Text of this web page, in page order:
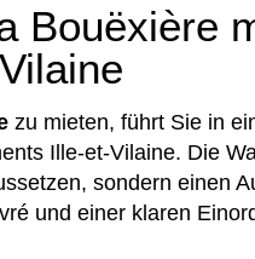
Bouëxière
zu mieten, führt Sie in
Ille-et-Vilaine. Die
sondern einen
und einer klaren